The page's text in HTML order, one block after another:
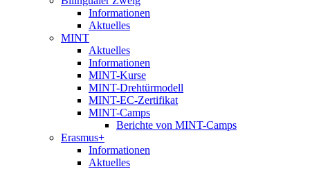
Informationen
Aktuelles
MINT
Aktuelles
Informationen
MINT-Kurse
MINT-Drehtürmodell
MINT-EC-Zertifikat
MINT-Camps
Berichte von MINT-Camps
Erasmus+
Informationen
Aktuelles